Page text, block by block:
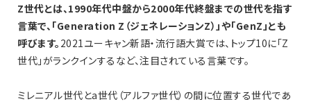
Z世代とは、1990年代中盤から2000年代終盤までの世代を指す
言葉で、「Generation Z（ジェネレーションZ）」や「GenZ」とも
呼びます。 2021ユーキャン新語・流行語大賞では、トップ10に「Z
世代」がランクインするなど、注目されている言葉です。
ミレニアル世代とa世代（アルファ世代）の間に位置する世代であ